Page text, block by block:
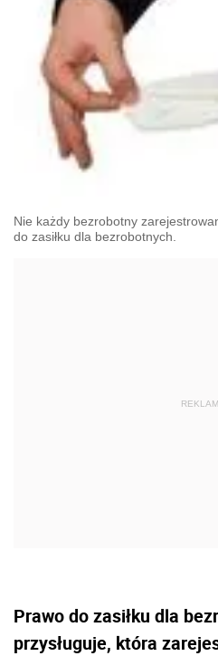
Nie każdy bezrobotny
do zasiłku dla bezrobotnych.
Prawo do zasiłku dla
przysługuje, która